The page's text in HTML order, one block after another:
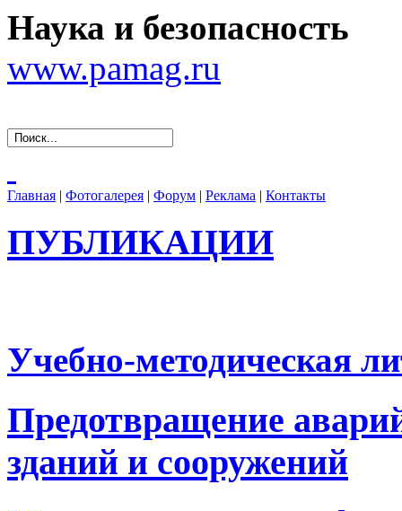
Наука и безопасность
www.pamag.ru
Главная | Фотогалерея | Форум | Реклама | Контакты
ПУБЛИКАЦИИ
Учебно-методическая
Предотвращение
зданий и сооружений